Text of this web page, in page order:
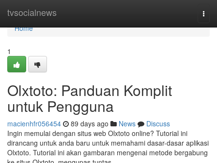
tvsocialnews
Home
Home
1
Olxtoto: Panduan Komplit
untuk Pengguna
macienhfr056454 89 days ago News
Discuss
Ingin memulai dengan situs web Olxtoto online? Tutorial ini
dirancang untuk anda baru untuk memahami dasar-dasar aplikasi
Olxtoto. Tutorial ini akan gambaran mengenai metode bergabung